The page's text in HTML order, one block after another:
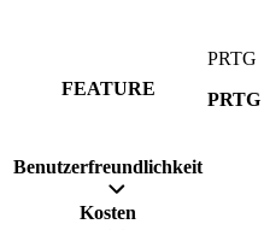
FEATURE
PRTG
PRTG
Benutzerfreundlichkeit
Kosten